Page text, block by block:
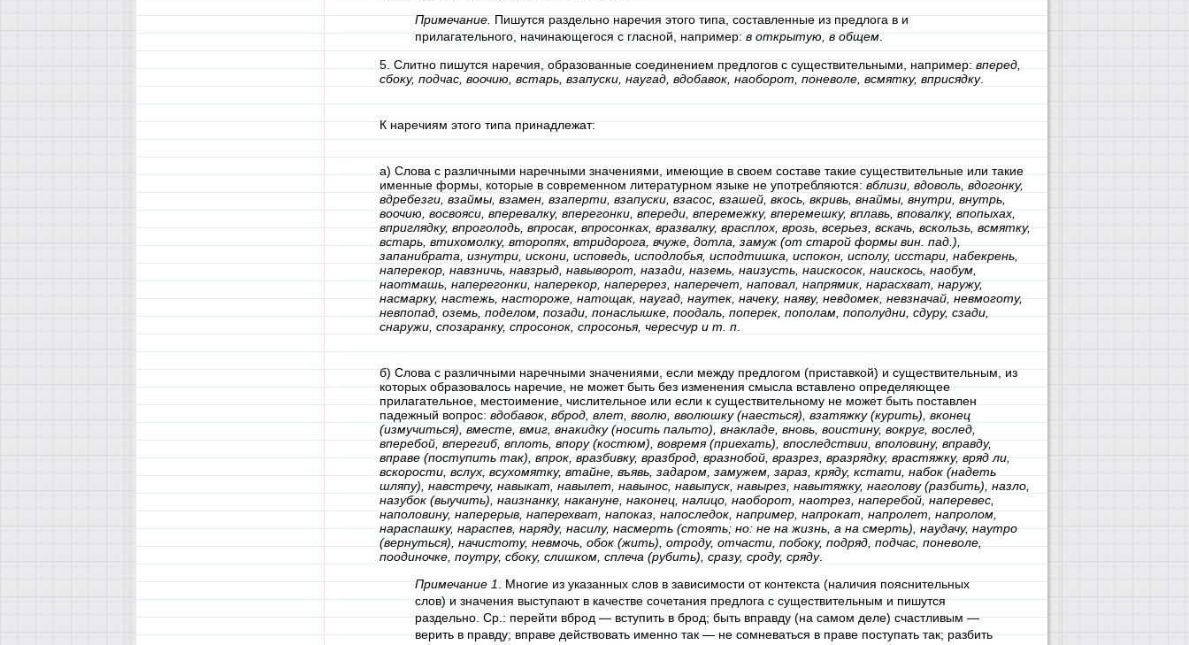
Примечание.Пишутся раздельно наречия этого типа, составленные из предлога в и
прилагательного, начинающегося с гласной, например:в открытую, в общем.
5. Слитно пишутся наречия, образованные соединением предлогов с существительными, например: вперед,
сбоку, подчас, воочию, встарь, взапуски, наугад, вдобавок, наоборот, поневоле, всмятку, вприсядку.
К наречиям этого типа принадлежат:
а) Слова с различными наречными значениями, имеющие в своем составе такие существительные или такие
именные формы, которые в современном литературном языке не употребляются: вблизи, вдоволь, вдогонку,
вдребезги, взаймы, взамен, взаперти, взапуски, взасос, взашей, вкось, вкривь, внаймы, внутри, внутрь,
воочию, восвояси, вперевалку, вперегонки, впереди, вперемежку, вперемешку, вплавь, вповалку, впопыхах,
вприглядку, впроголодь, впросак, впросонках, вразвалку, врасплох, врозь, всерьез, вскачь, вскользь, всмятку,
встарь, втихомолку, второпях, втридорога, вчуже, дотла, замуж (от старой формы вин. пад.),
запанибрата, изнутри, искони, исповедь, исподлобья, исподтишка, испокон, ucnoлу, исстари, набекрень,
наперекор, навзничь, навзрыд, навыворот, назади, наземь, наизусть, наискосок, наискось, наобум,
наотмашь, наперегонки, наперекор, наперерез, наперечет, наповал, напрямик, нарасхват, наружу,
насмарку, настежь, настороже, натощак, наугад, наутек, начеку, наяву, невдомек, невзначай, невмоготу,
невпопад, оземь, поделом, позади, понаслышке, пooдаль, поперек, пополам, пополудни, сдуру, сзади,
снаружи, спозаранку, спросонок, спросонья, чересчур и т. п.
б) Слова с различными наречными значениями, если между предлогом (приставкой) и существительным, из
которых образовалось наречие, не может быть без изменения смысла вставлено определяющее
прилагательное, местоимение, числительное или если к существительному не может быть поставлен
падежный вопрос: вдобавок, вброд, влет, вволю, вволюшку (наесться), взатяжку (курить), вконец
(измучиться), вместе, вмиг, внакидку (носить пальто), внакладе, вновь, воистину, вокруг, вослед,
вперебой, вперегиб, вплоть, впору (костюм), вовремя (приехать), впоследствии, вполовину, вправду,
вправе (поступить так), впрок, вразбивку, вразброд, вразнобой, вразрез, вразрядку, врастяжку, вряд ли,
вскорости, вслух, всухомятку, втайне, въявь, задаром, замужем, зараз, кряду, кстати, набок (надеть
шляпу), навстречу, навыкат, навылет, навынос, навыпуск, навырез, навытяжку, наголову (разбить), назло,
назубок (выучить), наизнанку, накануне, наконец, налицо, наоборот, наотрез, наперебой, наперевес,
наполовину, наперерыв, наперехват, напоказ, напоследок, например, напрокат, напролет, напролом,
нараспашку, нараспев, наряду, насилу, насмерть (стоять; но: не на жизнь, а на смерть), наудачу, наутро
(вернуться), начистоту, невмочь, обок (жить), отроду, отчасти, побоку, подряд, подчас, поневоле,
поодиночке, поутру, сбоку, слишком, сплеча (рубить), сразу, сроду, сряду.
Примечание 1. Многие из указанных слов в зависимости от контекста (наличия пояснительных
слов) и значения выступают в качестве сочетания предлога с существительным и пишутся
раздельно. Ср.: перейти вброд — вступить в брод; быть вправду (на самом деле) счастливым —
верить в правду; вправе действовать именно так — не сомневаться в праве поступать так; разбить